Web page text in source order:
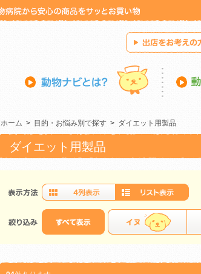
ホーム > 目的・お悩み別で探す > ダイエット用製品
ダイエット用製品